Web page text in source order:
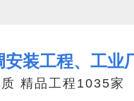
安装工程、工业
精品工程1035家